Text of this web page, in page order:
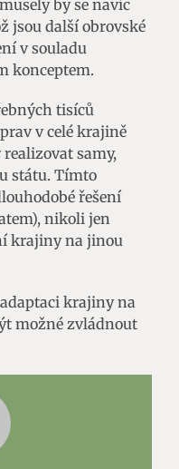
by se navíc
jsou další obrovské
v souladu
konceptem.
tisíců
v celé krajině
samy,
státu. Tímto
řešení
nikoli jen
krajiny na jinou
krajiny na
možné zvládnout